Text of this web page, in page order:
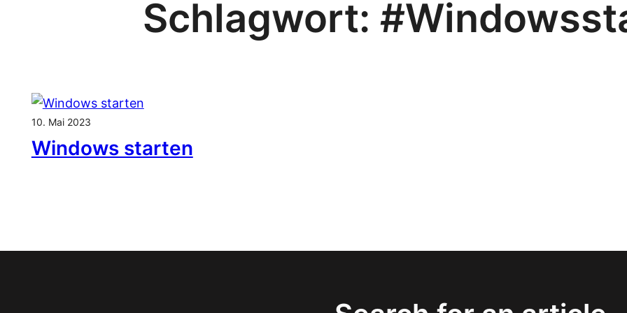
Schlagwort:
10. Mai 2023
Windows starten